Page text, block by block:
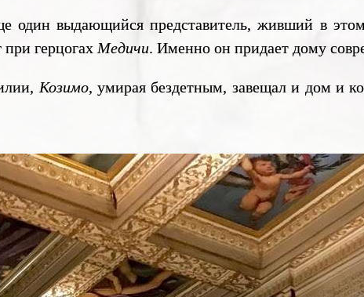
один выдающийся представитель, живший в
при герцогах Медичи. Именно он придает дому
Козимо, умирая бездетным, завещал и дом и